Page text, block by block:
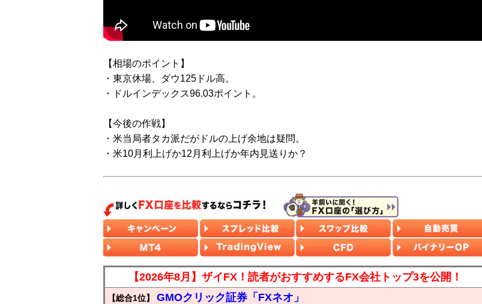
【相場のポイント】
・東京休場、ダウ125ドル高。
・ドルインデックス96.03ポイント。
【今後の作戦】
・米当局者タカ派だがドルの上げ余地は疑問。
・米10月利上げか12月利上げか年内見送りか？
【2026年8月】ザイFX！読者がおすすめするFX会社トップ3を公開！
【総合1位】 GMOクリック証券「FXネオ」